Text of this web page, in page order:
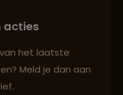
acties
het laatste
Meld je dan aan